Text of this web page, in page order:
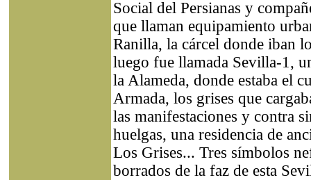
Social del Persianas y
que llaman equipamiento
Ranilla, la cárcel donde iban
luego fue llamada Sevilla-1,
la Alameda, donde estaba el
Armada, los grises que
las manifestaciones y contra
huelgas, una residencia de
Los Grises... Tres símbolos
borrados de la faz de esta